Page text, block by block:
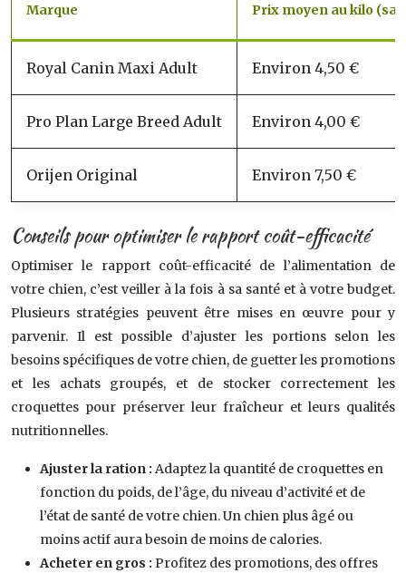
Marque Prix moyen au kilo (sac
Royal Canin Maxi Adult Environ 4,50 €
Pro Plan Large Breed Adult Environ 4,00 €
Orijen Original Environ 7,50 €
Conseils pour optimiser le rapport coût-efficacité
Optimiser le rapport coût-efficacité de l’alimentation de
votre chien, c’est veiller à la fois à sa santé et à votre budget.
Plusieurs stratégies peuvent être mises en œuvre pour y
parvenir. Il est possible d’ajuster les portions selon les
besoins spécifiques de votre chien, de guetter les promotions
et les achats groupés, et de stocker correctement les
croquettes pour préserver leur fraîcheur et leurs qualités
nutritionnelles.
Ajuster la ration : Adaptez la quantité de croquettes en
fonction du poids, de l’âge, du niveau d’activité et de
l’état de santé de votre chien. Un chien plus âgé ou
moins actif aura besoin de moins de calories.
Acheter en gros : Profitez des promotions, des offres